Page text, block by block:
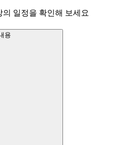
의 일정을 확인해 보세요
용